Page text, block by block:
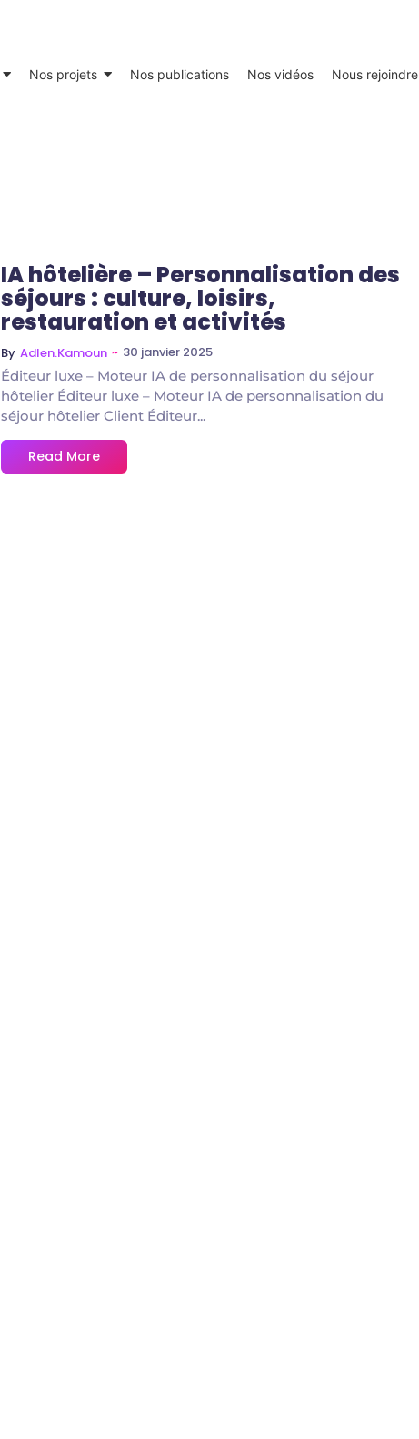
Nos projets Nos publications Nos vidéos Nous rejoindre
IA hôtelière – Personnalisation des
séjours : culture, loisirs,
restauration et activités
By Adlen.Kamoun ~ 30 janvier 2025
Éditeur luxe – Moteur IA de personnalisation du séjour
hôtelier Éditeur luxe – Moteur IA de personnalisation du
séjour hôtelier Client Éditeur...
Read More